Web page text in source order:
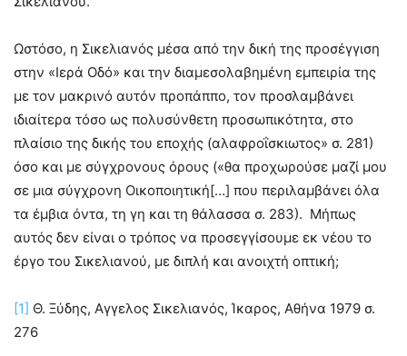
Ωστόσο, η Σικελιανός μέσα από την δική της προσέγγιση
στην «Ιερά Οδό» και την διαμεσολαβημένη εμπειρία της
με τον μακρινό αυτόν προπάππο, τον προσλαμβάνει
ιδιαίτερα τόσο ως πολυσύνθετη προσωπικότητα, στο
πλαίσιο της δικής του εποχής (αλαφροΐσκιωτος» σ. 281)
όσο και με σύγχρονους όρους («θα προχωρούσε μαζί μου
σε μια σύγχρονη Οικοποιητική[…] που περιλαμβάνει όλα
τα έμβια όντα, τη γη και τη θάλασσα σ. 283). Μήπως
αυτός δεν είναι ο τρόπος να προσεγγίσουμε εκ νέου το
έργο του Σικελιανού, με διπλή και ανοιχτή οπτική;
[1] Θ. Ξύδης, Αγγελος Σικελιανός, Ίκαρος, Αθήνα 1979 σ.
276